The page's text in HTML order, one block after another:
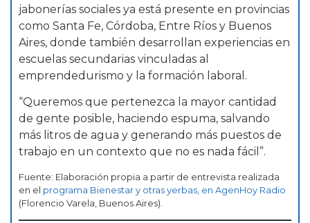
jabonerías sociales ya está presente en provincias
como Santa Fe, Córdoba, Entre Ríos y Buenos
Aires, donde también desarrollan experiencias en
escuelas secundarias vinculadas al
emprendedurismo y la formación laboral.
“Queremos que pertenezca la mayor cantidad
de gente posible, haciendo espuma, salvando
más litros de agua y generando más puestos de
trabajo en un contexto que no es nada fácil”.
Fuente: Elaboración propia a partir de entrevista realizada
en el programa Bienestar y otras yerbas, en AgenHoy Radio
(Florencio Varela, Buenos Aires).